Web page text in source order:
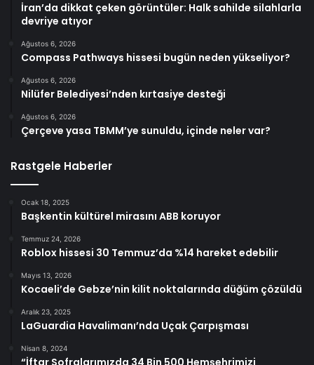
İran’da dikkat çeken görüntüler: Halk sahilde silahlarla
devriye atıyor
Ağustos 6, 2026
Compass Pathways hissesi bugün neden yükseliyor?
Ağustos 6, 2026
Nilüfer Belediyesi’nden kırtasiye desteği
Ağustos 6, 2026
Çerçeve yasa TBMM’ye sunuldu, içinde neler var?
Rastgele Haberler
Ocak 18, 2025
Başkentin kültürel mirasını ABB koruyor
Temmuz 24, 2026
Roblox hissesi 30 Temmuz’da %14 hareket edebilir
Mayıs 13, 2026
Kocaeli’de Gebze’nin kilit noktalarında düğüm çözüldü
Aralık 23, 2025
LaGuardia Havalimanı’nda Uçak Çarpışması
Nisan 8, 2024